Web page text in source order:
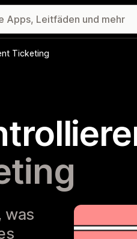
Ticketing
was